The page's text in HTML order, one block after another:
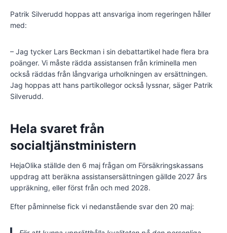
Patrik Silverudd hoppas att ansvariga inom regeringen håller
med:
– Jag tycker Lars Beckman i sin debattartikel hade flera bra
poänger. Vi måste rädda assistansen från kriminella men
också räddas från långvariga urholkningen av ersättningen.
Jag hoppas att hans partikollegor också lyssnar, säger Patrik
Silverudd.
Hela svaret från
socialtjänstministern
HejaOlika ställde den 6 maj frågan om Försäkringskassans
uppdrag att beräkna assistansersättningen gällde 2027 års
uppräkning, eller först från och med 2028.
Efter påminnelse fick vi nedanstående svar den 20 maj: